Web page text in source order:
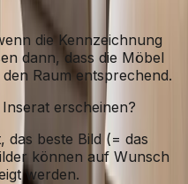
die Kennzeichnung
dann, dass die Möbel
Raum entsprechend.
erscheinen?
das beste Bild (= das
können auf Wunsch
werden.